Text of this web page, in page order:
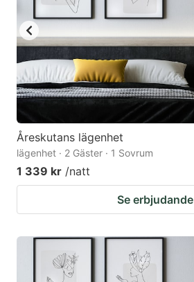
Åreskutans lägenhet
lägenhet · 2 Gäster · 1 Sovrum
1 339 kr /natt
Se erbjudande